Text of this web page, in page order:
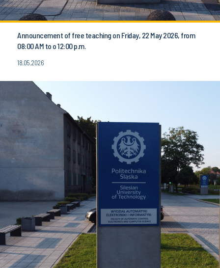
Announcement of free teaching on Friday, 22 May 2026, from
08:00 AM to o 12:00 p.m.
18.05.2026